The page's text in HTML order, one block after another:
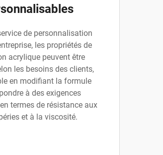
de personnalisation
les propriétés de
acrylique peuvent être
les besoins des clients,
en modifiant la formule
à des exigences
termes de résistance aux
et à la viscosité.